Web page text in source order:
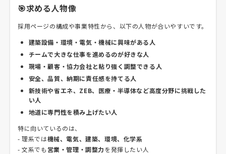
🎯求める人物像
採用ページの構成や事業特性から、以下の人物が合いやすいです。
建築設備・環境・電気・機械に興味がある人
チームで大きな仕事を進めるのが好きな人
現場・顧客・協力会社と粘り強く調整できる人
安全、品質、納期に責任感を持てる人
新技術や省エネ、ZEB、医療・半導体など高度分野に挑戦した
い人
地道に専門性を積み上げたい人
特に向いているのは、
- 理系では機械、電気、建築、環境、化学系
- 文系でも 営業・管理・調整力を発揮したい人